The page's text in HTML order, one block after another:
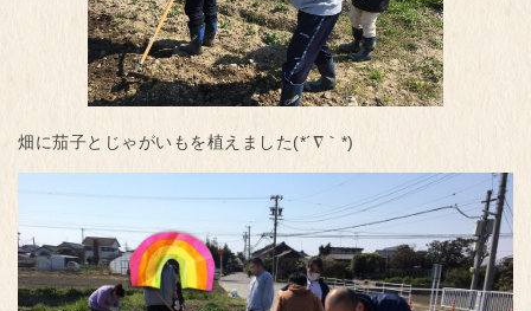
畑に茄子とじゃがいもを植えました(*´∇｀*)